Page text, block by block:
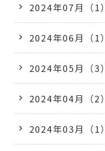
2024年07月（1）
2024年06月（1）
2024年05月（3）
2024年04月（2）
2024年03月（1）